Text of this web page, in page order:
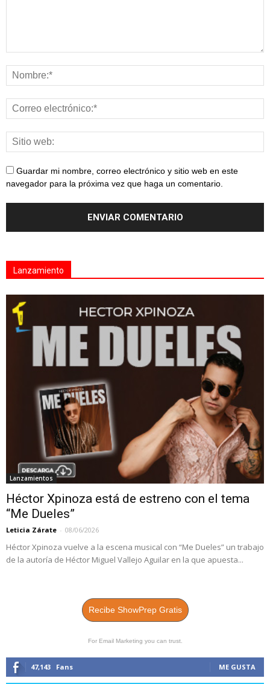
Guardar mi nombre, correo electrónico y sitio web en este
navegador para la próxima vez que haga un comentario.
Lanzamiento
Lanzamientos
Héctor Xpinoza está de estreno con el tema
“Me Dueles”
Leticia Zárate - 08/06/2026
Héctor Xpinoza vuelve a la escena musical con “Me Dueles” un trabajo
de la autoría de Héctor Miguel Vallejo Aguilar en la que apuesta...
Recibe ShowPrep Gratis
For Email Marketing you can trust.
47,143 Fans ME GUSTA